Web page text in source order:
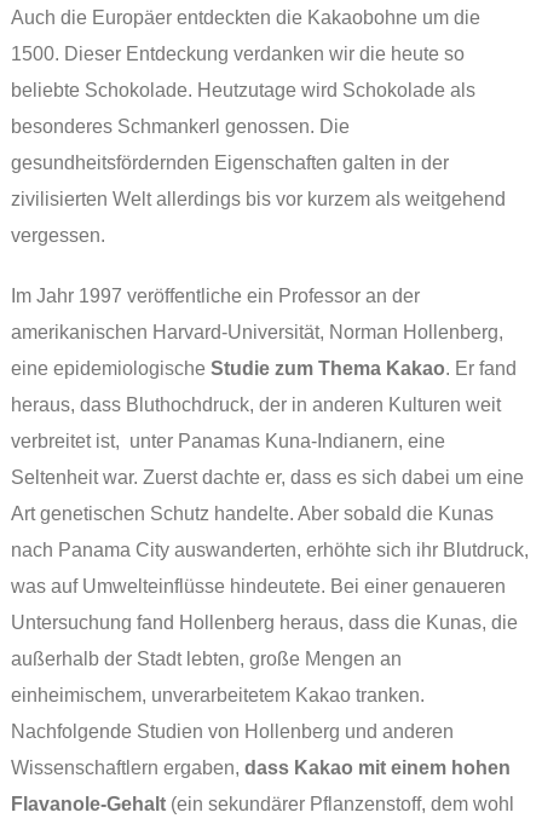
Auch die Europäer entdeckten die Kakaobohne um die
1500. Dieser Entdeckung verdanken wir die heute so
beliebte Schokolade. Heutzutage wird Schokolade als
besonderes Schmankerl genossen. Die
gesundheitsfördernden Eigenschaften galten in der
zivilisierten Welt allerdings bis vor kurzem als weitgehend
vergessen.
Im Jahr 1997 veröffentliche ein Professor an der
amerikanischen Harvard-Universität, Norman Hollenberg,
eine epidemiologische Studie zum Thema Kakao. Er fand
heraus, dass Bluthochdruck, der in anderen Kulturen weit
verbreitet ist, unter Panamas Kuna-Indianern, eine
Seltenheit war. Zuerst dachte er, dass es sich dabei um eine
Art genetischen Schutz handelte. Aber sobald die Kunas
nach Panama City auswanderten, erhöhte sich ihr Blutdruck,
was auf Umwelteinflüsse hindeutete. Bei einer genaueren
Untersuchung fand Hollenberg heraus, dass die Kunas, die
außerhalb der Stadt lebten, große Mengen an
einheimischem, unverarbeitetem Kakao tranken.
Nachfolgende Studien von Hollenberg und anderen
Wissenschaftlern ergaben, dass Kakao mit einem hohen
Flavanole-Gehalt(ein sekundärer Pflanzenstoff, dem wohl